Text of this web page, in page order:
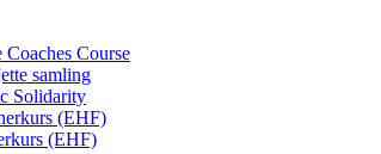
Coaches Course
samling
Solidarity
(EHF)
(EHF)